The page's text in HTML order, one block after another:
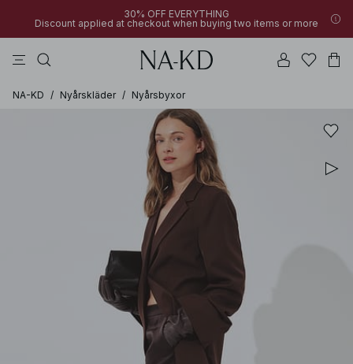
30% OFF EVERYTHING
Discount applied at checkout when buying two items or more
NA-KD / Nyårskläder / Nyårsbyxor